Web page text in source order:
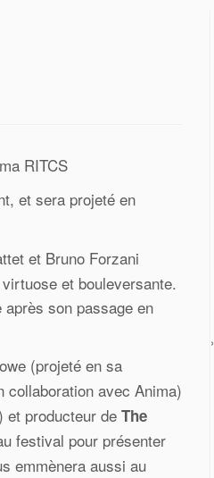
RITCS
et sera projeté en
et Bruno Forzani
et bouleversante.
son passage en
(projeté en sa
collaboration avec Anima)
et producteur de The
festival pour présenter
emmènera aussi au